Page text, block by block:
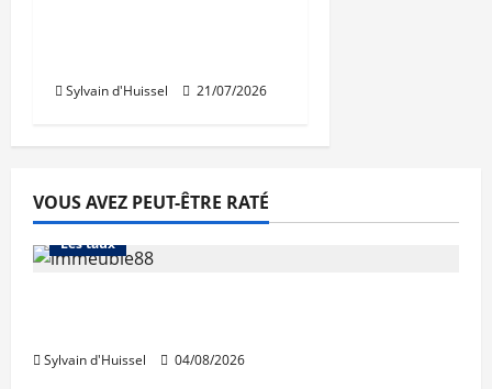
Sylvain d'Huissel 21/07/2026
VOUS AVEZ PEUT-ÊTRE RATÉ
Abonnés Financement
L'avis des courtiers
Les taux
Sylvain d'Huissel
04/08/2026